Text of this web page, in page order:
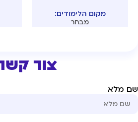
מקום הלימודים:
מבחר
צור קשר
מלא